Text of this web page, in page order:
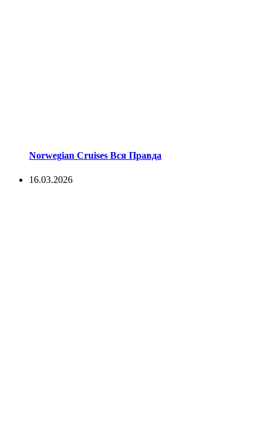
Norwegian Cruises Вся Правда
16.03.2026